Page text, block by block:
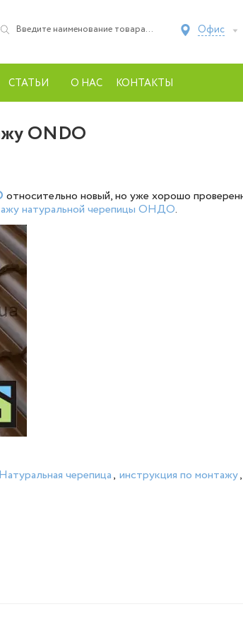
Офис
СТАТЬИ О НАС КОНТАКТЫ
ONDO
относительно новый, но уже хорошо
натуральной черепицы ОНДО.
Натуральная черепица, инструкция по монтажу,